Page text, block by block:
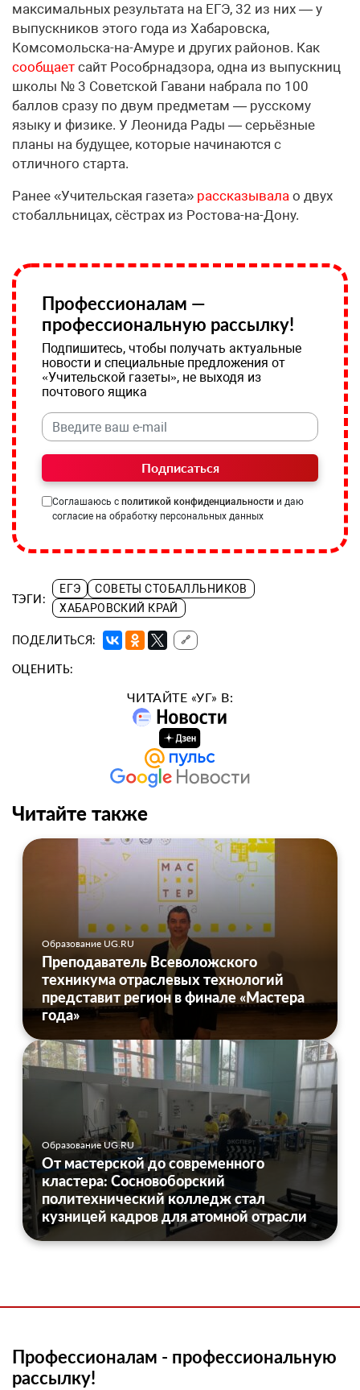
максимальных результата на ЕГЭ, 32 из них — у
выпускников этого года из Хабаровска,
Комсомольска-на-Амуре и других районов. Как
сообщает сайт Рособрнадзора, одна из выпускниц
школы № 3 Советской Гавани набрала по 100
баллов сразу по двум предметам — русскому
языку и физике. У Леонида Рады — серьёзные
планы на будущее, которые начинаются с
отличного старта.
Ранее «Учительская газета» рассказывала о двух
стобалльницах, сёстрах из Ростова-на-Дону.
Профессионалам —
профессиональную рассылку!
Подпишитесь, чтобы получать актуальные
новости и специальные предложения от
«Учительской газеты», не выходя из
почтового ящика
Подписаться
Соглашаюсь с политикой конфиденциальности и даю
согласие на обработку персональных данных
ТЭГИ:
ЕГЭ
СОВЕТЫ СТОБАЛЛЬНИКОВ
ХАБАРОВСКИЙ КРАЙ
ПОДЕЛИТЬСЯ: 🔗
ОЦЕНИТЬ:
ЧИТАЙТЕ «УГ» В:
Читайте также
Образование UG.RU
Преподаватель Всеволожского
техникума отраслевых технологий
представит регион в финале «Мастера
года»
Образование UG.RU
От мастерской до современного
кластера: Сосновоборский
политехнический колледж стал
кузницей кадров для атомной отрасли
Профессионалам - профессиональную
рассылку!